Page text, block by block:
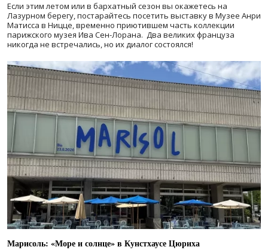
Если этим летом или в бархатный сезон вы окажетесь на
Лазурном берегу, постарайтесь посетить выставку в Музее Анри
Матисса в Ницце, временно приютившем часть коллекции
парижского музея Ива Сен-Лорана. Два великих француза
никогда не встречались, но их диалог состоялся!
Марисоль: «Море и солнце» в Кунстхаусе Цюриха